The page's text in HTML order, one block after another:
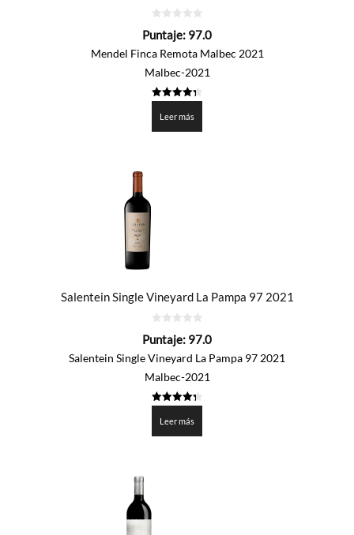
de
Puntaje: 97.0
Mendel Finca Remota Malbec 2021
Malbec-2021
de 5
Leer más
Salentein Single Vineyard La Pampa 97 2021
de
Puntaje: 97.0
Salentein Single Vineyard La Pampa 97 2021
Malbec-2021
de 5
Leer más